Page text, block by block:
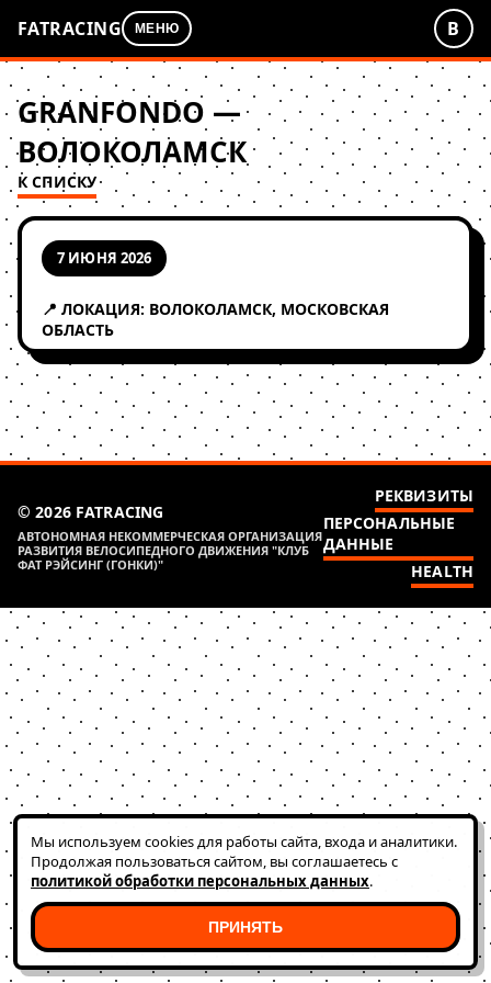
FATRACING МЕНЮ В
GRANFONDO —
ВОЛОКОЛАМСК
К СПИСКУ
7 ИЮНЯ 2026
📍 ЛОКАЦИЯ: ВОЛОКОЛАМСК, МОСКОВСКАЯ
ОБЛАСТЬ
© 2026 FATRACING
АВТОНОМНАЯ НЕКОММЕРЧЕСКАЯ ОРГАНИЗАЦИЯ
РАЗВИТИЯ ВЕЛОСИПЕДНОГО ДВИЖЕНИЯ "КЛУБ
ФАТ РЭЙСИНГ (ГОНКИ)"
РЕКВИЗИТЫ
ПЕРСОНАЛЬНЫЕ
ДАННЫЕ
HEALTH
Мы используем cookies для работы сайта, входа и аналитики.
Продолжая пользоваться сайтом, вы соглашаетесь с
политикой обработки персональных данных.
ПРИНЯТЬ